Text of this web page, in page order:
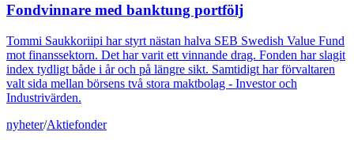
Fondvinnare med banktung portfölj
Tommi Saukkoriipi har styrt nästan halva SEB Swedish Value Fund
mot finanssektorn. Det har varit ett vinnande drag. Fonden har slagit
index tydligt både i år och på längre sikt. Samtidigt har förvaltaren
valt sida mellan börsens två stora maktbolag - Investor och
Industrivärden.
nyheter/Aktiefonder